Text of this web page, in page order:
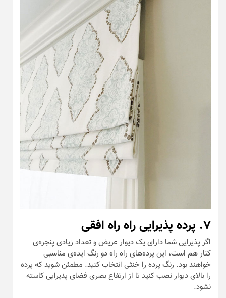
۷. پرده پذیرایی راه راه افقی
اگر پذیرایی شما دارای یک دیوار عریض و تعداد زیادی پنجره‌ی
کنار هم است، این پرده‌های راه راه دو رنگ ایده‌ی مناسبی
خواهند بود. رنگ پرده را خنثی انتخاب کنید. مطمئن شوید که پرده
را بالای دیوار نصب کنید تا از ارتفاع بصری فضای پذیرایی کاسته
نشود.